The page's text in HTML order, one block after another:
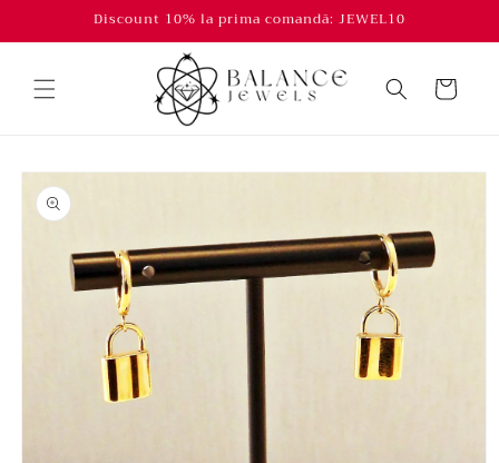
Discount 10% la prima comandă: JEWEL10
Coș
despre
produs